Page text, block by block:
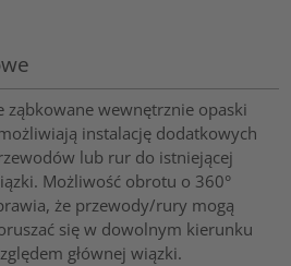
ząbkowane wewnętrznie opaski
instalację dodatkowych
lub rur do istniejącej
Możliwość obrotu o 360°
że przewody/rury mogą
się w dowolnym kierunku
głównej wiązki.